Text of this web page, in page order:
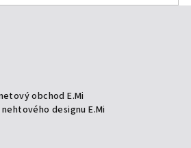
obchod E.Mi
designu E.Mi